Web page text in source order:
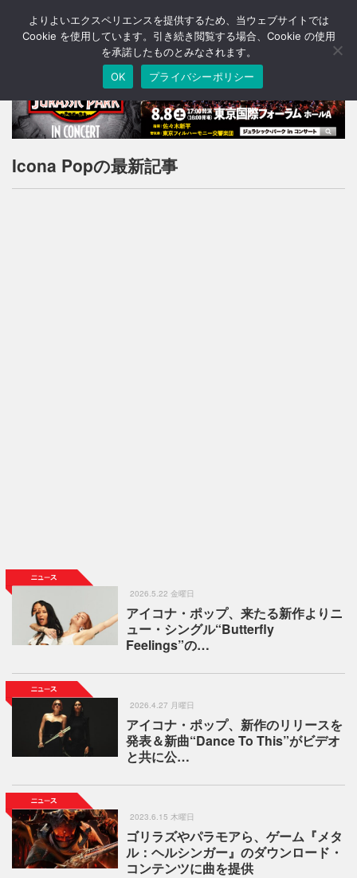
T
o
n
a
v
a
Icona Popの最新記事
2026.5.22 金曜日
アイコナ・ポップ、来たる新作よりニ
ュー・シングル“Butterfly
Feelings”の…
2026.4.27 月曜日
アイコナ・ポップ、新作のリリースを
発表＆新曲“Dance To This”がビデオ
と共に公…
2023.6.15 木曜日
ゴリラズやパラモアら、ゲーム『メタ
ル：ヘルシンガー』のダウンロード・
コンテンツに曲を提供
よりよいエクスペリエンスを提供するため、当ウェブサイトでは
Cookie を使用しています。引き続き閲覧する場合、Cookie の使用
を承諾したものとみなされます。
OK
プライバシーポリシー